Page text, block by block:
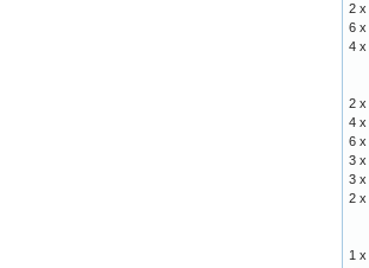
2 x
6 x
4 x
2 x
4 x
6 x
3 x
3 x
2 x
1 x